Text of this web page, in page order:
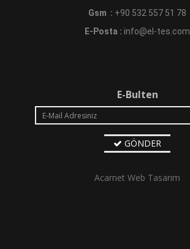
Gsm : +90 532 557 51 78
E-Posta : info@el-tes.com
E-Bulten
GÖNDER
Acarnet Web Tasarım